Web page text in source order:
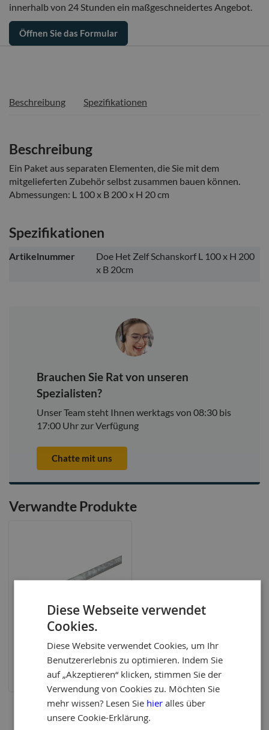
innerhalb von 24 Stunden ein maßgeschneidertes Angebot.
Öffnen Sie das Formular
Beschreibung Spezifikationen
Beschreibung
Ein Paket aus separaten Elementen, die Sie mit dem
mitgelieferten Zubehör selbst zusammen bauen können.
Abmessungen: L 100 x B 200 x H 20 cm
Spezifikationen
Weitere
Artikelnummer
Doe Het Zelf Schanskorf L 100 x H 200
x B 20cm
Brauchen Sie Rat von unseren
Spezialisten?
Unser Team steht Ihnen werktags von 08:30 bis
17:00 Uhr zur Verfügung
Chatte mit uns
Verwandte Produkte
Gerüstrohr 2.50m
Diese Webseite verwendet
Cookies.
Diese Website verwendet Cookies, um Ihr
Benutzererlebnis zu optimieren. Indem Sie
auf „Akzeptieren“ klicken, stimmen Sie der
Verwendung von Cookies zu. Möchten Sie
mehr wissen? Lesen Sie hieralles über
unsere Cookie-Erklärung.